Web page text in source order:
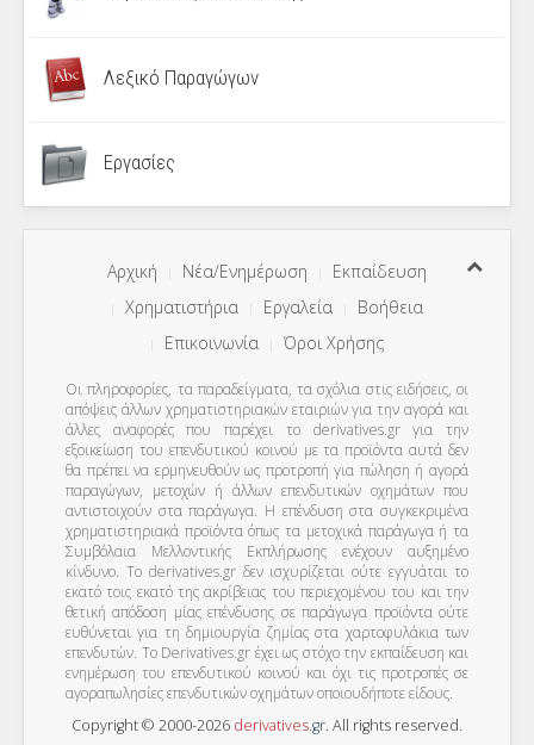
Λεξικό Παραγώγων
Εργασίες
Αρχική Νέα/Ενημέρωση
Εκπαίδευση
Χρηματιστήρια
Εργαλεία
Βοήθεια
Επικοινωνία
Όροι Χρήσης
Οι πληροφορίες, τα παραδείγματα, τα σχόλια στις ειδήσεις, οι
απόψεις άλλων χρηματιστηριακών εταιριών για την αγορά και
άλλες αναφορές που παρέχει το derivatives.gr για την
εξοικείωση του επενδυτικού κοινού με τα προϊόντα αυτά δεν
θα πρέπει να ερμηνευθούν ως προτροπή για πώληση ή αγορά
παραγώγων, μετοχών ή άλλων επενδυτικών οχημάτων που
αντιστοιχούν στα παράγωγα. Η επένδυση στα συγκεκριμένα
χρηματιστηριακά προϊόντα όπως τα μετοχικά παράγωγα ή τα
Συμβόλαια Μελλοντικής Εκπλήρωσης ενέχουν αυξημένο
κίνδυνο. Το derivatives.gr δεν ισχυρίζεται ούτε εγγυάται το
εκατό τοις εκατό της ακρίβειας του περιεχομένου του και την
θετική απόδοση μίας επένδυσης σε παράγωγα προϊόντα ούτε
ευθύνεται για τη δημιουργία ζημίας στα χαρτοφυλάκια των
επενδυτών. To Derivatives.gr έχει ως στόχο την εκπαίδευση και
ενημέρωση του επενδυτικού κοινού και όχι τις προτροπές σε
αγοραπωλησίες επενδυτικών οχημάτων οποιουδήποτε είδους.
Copyright © 2000-2026 derivatives.gr. All rights reserved.